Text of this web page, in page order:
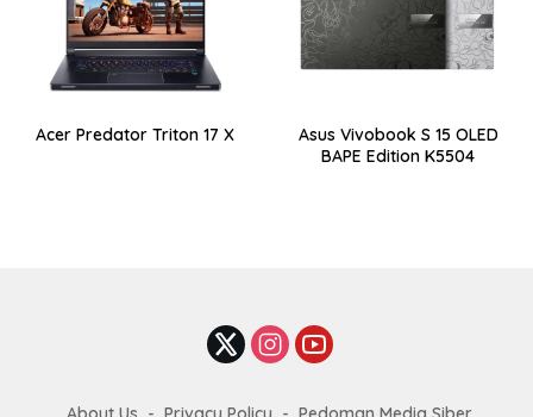
Acer Predator Triton 17 X
Asus Vivobook S 15 OLED
BAPE Edition K5504